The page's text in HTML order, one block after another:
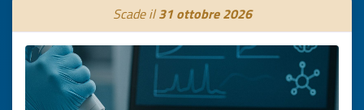
Scade il31 ottobre 2026